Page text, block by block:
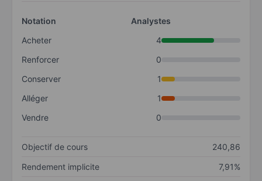
Notation
Analystes
Acheter
4
Renforcer
0
Conserver
1
Alléger
1
Vendre
0
Objectif de cours
240,86
Rendement implicite
7,91%